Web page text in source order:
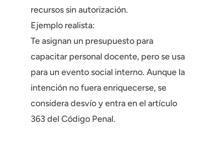
recursos sin autorización.
Ejemplo realista:
Te asignan un presupuesto para
capacitar personal docente, pero se usa
para un evento social interno. Aunque la
intención no fuera enriquecerse, se
considera desvío y entra en el artículo
363 del Código Penal.